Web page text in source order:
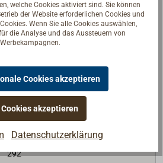
2780
292
welche Cookies aktiviert sind. Sie können
der Website erforderlichen Cookies und
Wenn Sie alle Cookies auswählen,
die Analyse und das Aussteuern von
Werbekampagnen.
Cookies akzeptieren
akzeptieren
Datenschutzerklärung